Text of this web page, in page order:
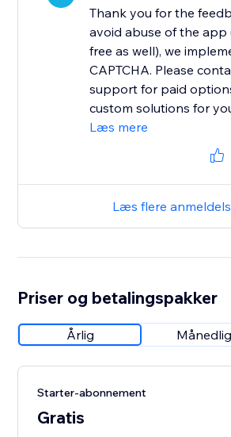
Thank you for the
avoid abuse of the app
free as well), we
CAPTCHA. Please
support for paid
custom solutions for
Læs mere
Læs flere
Priser og betalingspakker
Årlig Månedlig
Starter-abonnement
Gratis